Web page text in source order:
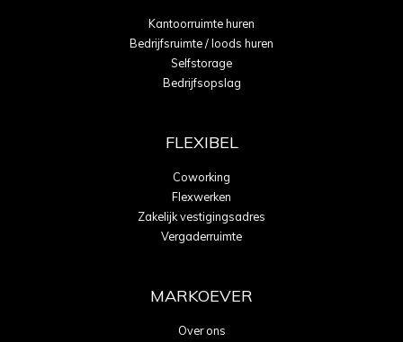
Kantoorruimte huren
Bedrijfsruimte / loods huren
Selfstorage
Bedrijfsopslag
FLEXIBEL
Coworking
Flexwerken
Zakelijk vestigingsadres
Vergaderruimte
MARKOEVER
Over ons